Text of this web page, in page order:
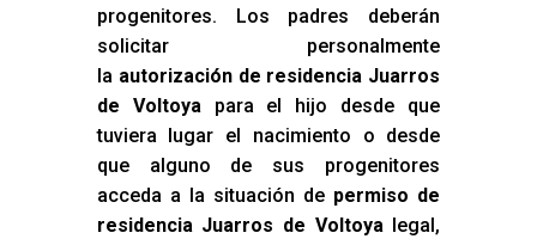
progenitores. Los padres deberán
solicitar personalmente
la autorización de residencia Juarros
de Voltoyapara el hijo desde que
tuviera lugar el nacimiento o desde
que alguno de sus progenitores
acceda a la situación de permiso de
residencia Juarros de Voltoyalegal,